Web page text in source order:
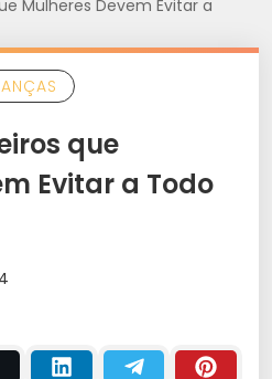
Mulheres Devem Evitar a
que
Evitar a Todo